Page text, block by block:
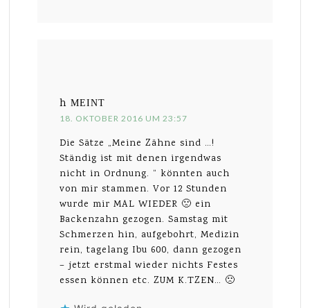
h MEINT
18. OKTOBER 2016 UM 23:57
Die Sätze „Meine Zähne sind …!
Ständig ist mit denen irgendwas
nicht in Ordnung. “ könnten auch
von mir stammen. Vor 12 Stunden
wurde mir MAL WIEDER 🙁 ein
Backenzahn gezogen. Samstag mit
Schmerzen hin, aufgebohrt, Medizin
rein, tagelang Ibu 600, dann gezogen
– jetzt erstmal wieder nichts Festes
essen können etc. ZUM K.TZEN… 🙁